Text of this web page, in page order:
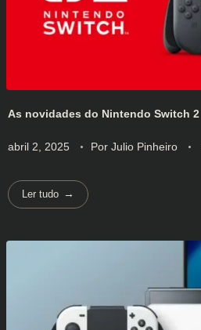
As novidades do Nintendo Switch 2
abril 2, 2025 Por Julio Pinheiro
Ler tudo